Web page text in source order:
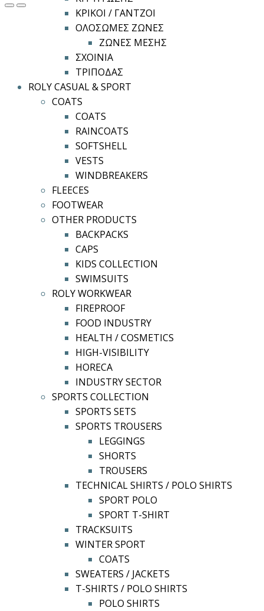
ΚΡΙΚΟΙ / ΓΑΝΤΖΟΙ
ΟΛΟΣΩΜΕΣ ΖΩΝΕΣ
ΖΩΝΕΣ ΜΕΣΗΣ
ΣΧΟΙΝΙΑ
ΤΡΙΠΟΔΑΣ
ROLY CASUAL & SPORT
COATS
COATS
RAINCOATS
SOFTSHELL
VESTS
WINDBREAKERS
FLEECES
FOOTWEAR
OTHER PRODUCTS
BACKPACKS
CAPS
KIDS COLLECTION
SWIMSUITS
ROLY WORKWEAR
FIREPROOF
FOOD INDUSTRY
HEALTH / COSMETICS
HIGH-VISIBILITY
HORECA
INDUSTRY SECTOR
SPORTS COLLECTION
SPORTS SETS
SPORTS TROUSERS
LEGGINGS
SHORTS
TROUSERS
TECHNICAL SHIRTS / POLO SHIRTS
SPORT POLO
SPORT T-SHIRT
TRACKSUITS
WINTER SPORT
COATS
SWEATERS / JACKETS
T-SHIRTS / POLO SHIRTS
POLO SHIRTS